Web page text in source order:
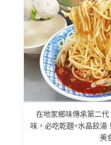
在地家鄉味傳承第二
味，必吃乾麵+水晶餃湯
美